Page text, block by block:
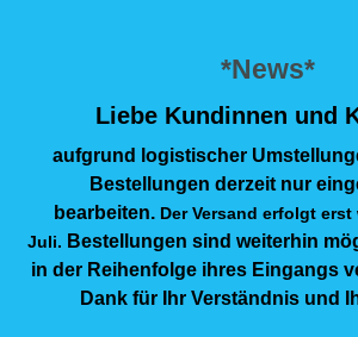
*News*
Liebe Kundinnen und
aufgrund logistischer
Bestellungen derzeit nur
bearbeiten. Der Versand erfolgt erst
Juli. Bestellungen sind weiterhin
in der Reihenfolge ihres Eingangs
Dank für Ihr Verständnis und